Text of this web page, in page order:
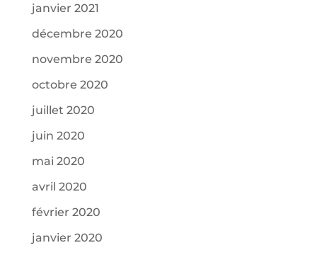
janvier 2021
décembre 2020
novembre 2020
octobre 2020
juillet 2020
juin 2020
mai 2020
avril 2020
février 2020
janvier 2020